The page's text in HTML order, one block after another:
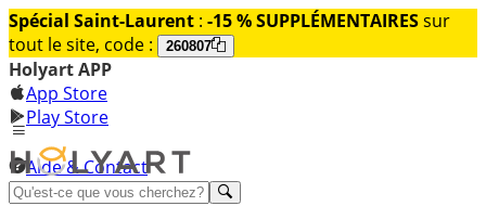
Spécial Saint-Laurent : -15 % SUPPLÉMENTAIRESsur
tout le site, code :
260807
Holyart APP
App Store
Play Store
Aide & Contact
Découvrez Premium